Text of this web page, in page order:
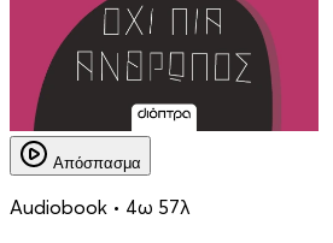
Απόσπασμα
Audiobook • 4ω 57λ